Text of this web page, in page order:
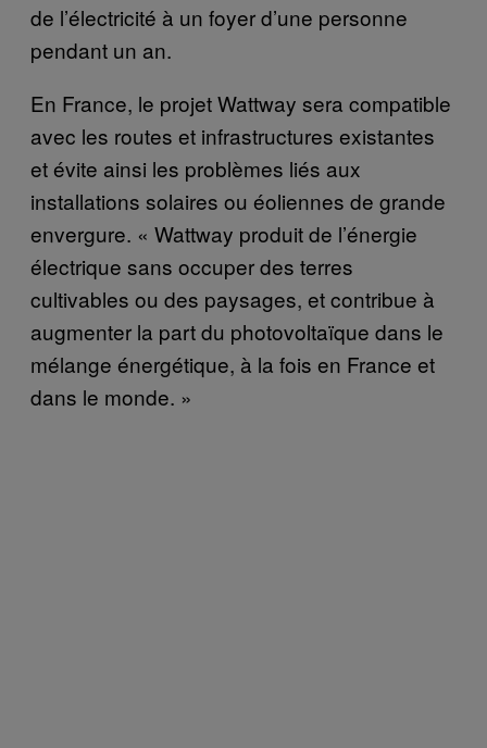
de l’électricité à un foyer d’une personne
pendant un an.
En France, le projet Wattway sera compatible
avec les routes et infrastructures existantes
et évite ainsi les problèmes liés aux
installations solaires ou éoliennes de grande
envergure. « Wattway produit de l’énergie
électrique sans occuper des terres
cultivables ou des paysages, et contribue à
augmenter la part du photovoltaïque dans le
mélange énergétique, à la fois en France et
dans le monde. »